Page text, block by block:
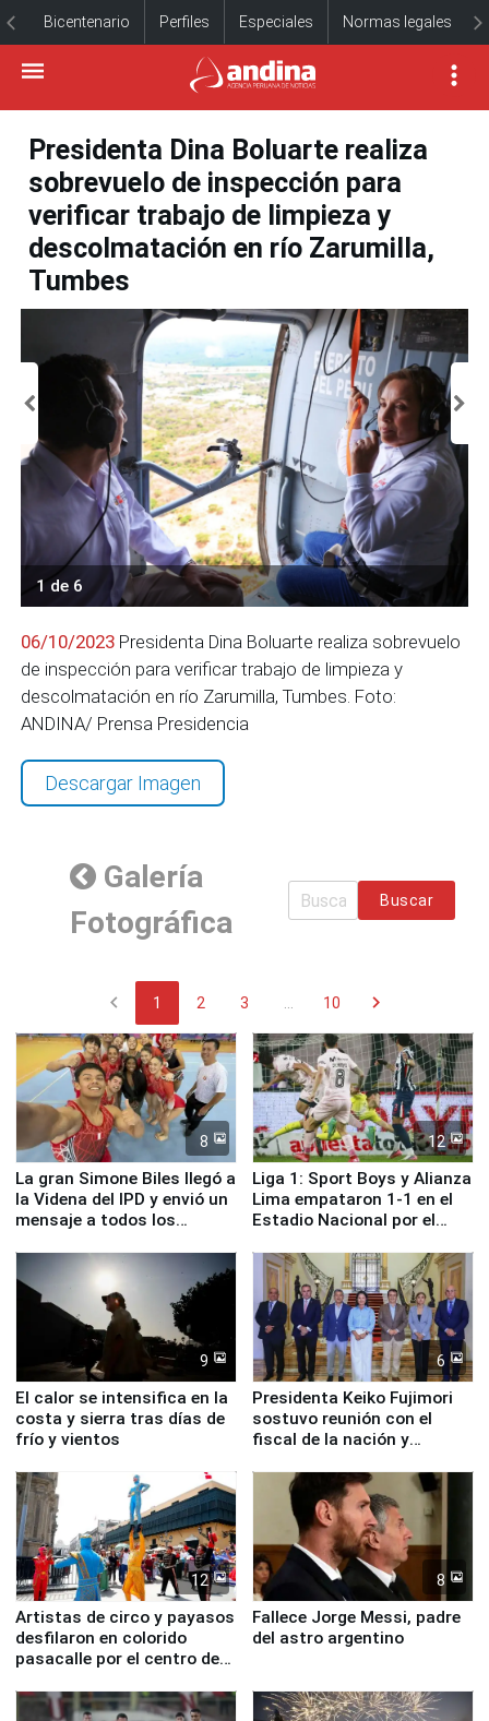
Bicentenario Perfiles Especiales Normas legales
Presidenta Dina Boluarte realiza
sobrevuelo de inspección para
verificar trabajo de limpieza y
descolmatación en río Zarumilla,
Tumbes
1 de 6
06/10/2023 Presidenta Dina Boluarte realiza sobrevuelo
de inspección para verificar trabajo de limpieza y
descolmatación en río Zarumilla, Tumbes. Foto:
ANDINA/ Prensa Presidencia
Descargar Imagen
Galería
Fotográfica
Buscar
chevron_left 1 2 3 ... 10 chevron_right
8
La gran Simone Biles llegó a
la Videna del IPD y envió un
mensaje a todos los
12
Liga 1: Sport Boys y Alianza
Lima empataron 1-1 en el
Estadio Nacional por el
9
El calor se intensifica en la
costa y sierra tras días de
frío y vientos
6
Presidenta Keiko Fujimori
sostuvo reunión con el
fiscal de la nación y
12
Artistas de circo y payasos
desfilaron en colorido
pasacalle por el centro de
8
Fallece Jorge Messi, padre
del astro argentino